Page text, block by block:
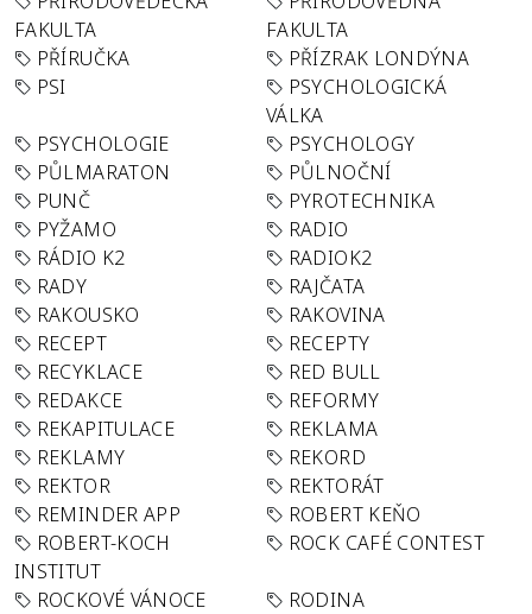
FAKULTA
FAKULTA
PŘÍRUČKA
PŘÍZRAK LONDÝNA
PSI
PSYCHOLOGICKÁ
VÁLKA
PSYCHOLOGIE
PSYCHOLOGY
PŮLMARATON
PŮLNOČNÍ
PUNČ
PYROTECHNIKA
PYŽAMO
RADIO
RÁDIO K2
RADIOK2
RADY
RAJČATA
RAKOUSKO
RAKOVINA
RECEPT
RECEPTY
RECYKLACE
RED BULL
REDAKCE
REFORMY
REKAPITULACE
REKLAMA
REKLAMY
REKORD
REKTOR
REKTORÁT
REMINDER APP
ROBERT KEŇO
ROBERT-KOCH
INSTITUT
ROCK CAFÉ CONTEST
ROCKOVÉ VÁNOCE
RODINA